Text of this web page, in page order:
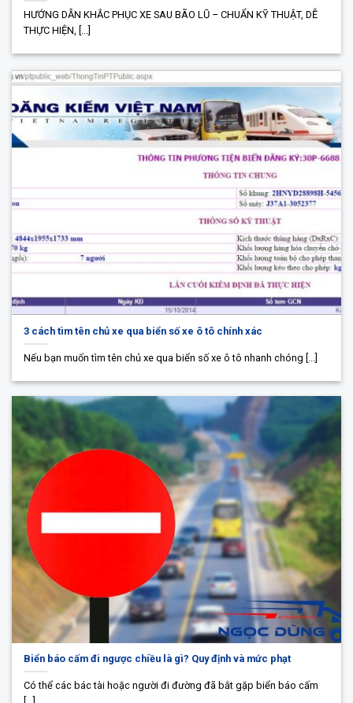
HƯỚNG DẪN KHẮC PHỤC XE SAU BÃO LŨ – CHUẨN KỸ THUẬT, DỄ
THỰC HIỆN, [...]
3 cách tìm tên chủ xe qua biển số xe ô tô chính xác
Nếu bạn muốn tìm tên chủ xe qua biển số xe ô tô nhanh chóng [...]
Biển báo cấm đi ngược chiều là gì? Quy định và mức phạt
Có thể các bác tài hoặc người đi đường đã bắt gặp biển báo cấm